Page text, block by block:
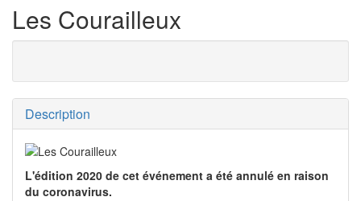
Les Courailleux
Description
L'édition 2020 de cet événement a été annulé en raison
du coronavirus.